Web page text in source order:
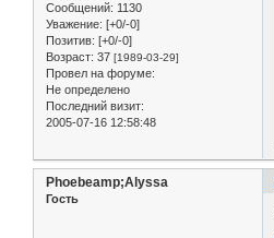
Сообщений: 1130
Уважение: [+0/-0]
Позитив: [+0/-0]
Возраст: 37 [1989-03-29]
Провел на форуме:
Не определено
Последний визит:
2005-07-16 12:58:48
Phoebeamp;Alyssa
Гость